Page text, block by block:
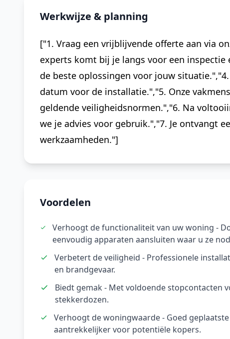
Werkwijze & planning
["1. Vraag een vrijblijvende offerte aan via
experts komt bij je langs voor een inspectie
de beste oplossingen voor jouw
datum voor de installatie.","5. Onze
geldende veiligheidsnormen.","6. Na
we je advies voor gebruik.","7. Je ontvangt
werkzaamheden."]
Voordelen
Verhoogt de functionaliteit van uw woning -
eenvoudig apparaten aansluiten waar u ze
Verbetert de veiligheid - Professionele
en brandgevaar.
Biedt gemak - Met voldoende stopcontacten
stekkerdozen.
Verhoogt de woningwaarde - Goed
aantrekkelijker voor potentiële kopers.